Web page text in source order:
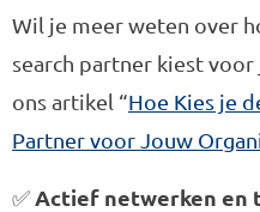
Wil je meer weten over
search partner kiest voor
ons artikel “Hoe Kies je
Partner voor Jouw
✅Actief netwerken en